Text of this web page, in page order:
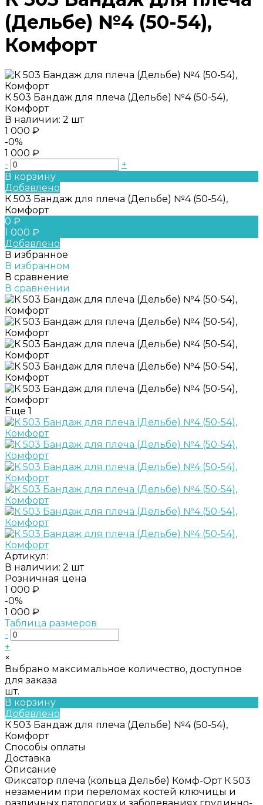
(Дельбе) №4 (50-54),
Комфорт
К 503 Бандаж для плеча (Дельбе) №4 (50-54),
Комфорт
В наличии: 2 шт
1 000 ₽
-0%
1 000 ₽
-
+
В корзину
Добавлено
К 503 Бандаж для плеча (Дельбе) №4 (50-54),
Комфорт
0 ₽
1 000 ₽
Добавлено
В избранное
В избранном
В сравнение
В сравнении
Еще 1
Артикул:
В наличии: 2 шт
Розничная цена
1 000 ₽
-0%
1 000 ₽
Таблица размеров
-
+
×
Выбрано максимальное количество, доступное
для заказа
шт.
В корзину
Добавлено
К 503 Бандаж для плеча (Дельбе) №4 (50-54),
Комфорт
Способы оплаты
Доставка
Описание
Фиксатор плеча (кольца Дельбе) Комф-Орт К 503
незаменим при переломах костей ключицы и